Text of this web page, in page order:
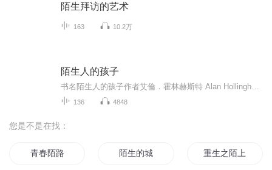
陌生拜访的艺术
163 10.2万
陌生人的孩子
136 4848
您是不是在找：
青春陌路 陌生的城 重生之陌上归